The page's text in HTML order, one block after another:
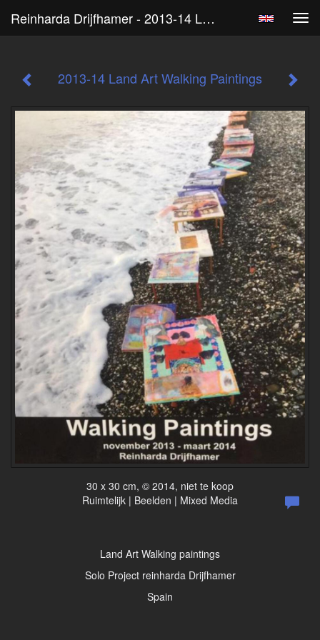
Reinharda Drijfhamer - 2013-14 Land Art Walking Paintings
2013-14 Land Art Walking Paintings
30 x 30 cm, © 2014, niet te koop
Ruimtelijk | Beelden | Mixed Media
Land Art Walking paintings
Solo Project reinharda Drijfhamer
Spain